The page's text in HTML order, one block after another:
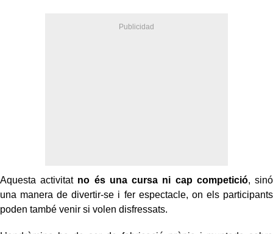
Aquesta activitat no és una cursa ni cap competició, sinó
una manera de divertir-se i fer espectacle, on els participants
poden també venir si volen disfressats.